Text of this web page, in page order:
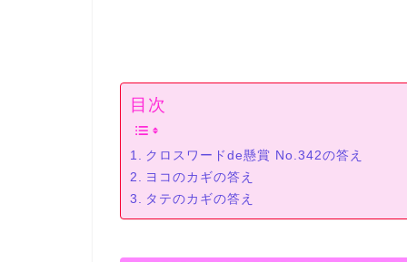
目次
クロスワードde懸賞 No.342の答え
ヨコのカギの答え
タテのカギの答え